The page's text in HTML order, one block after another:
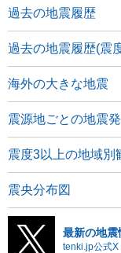
過去の地震履歴
過去の地震履歴(震
海外の大きな地震
震源地ごとの地震
震度3以上の地域別
震央分布図
最新の地震
tenki.jp公式X